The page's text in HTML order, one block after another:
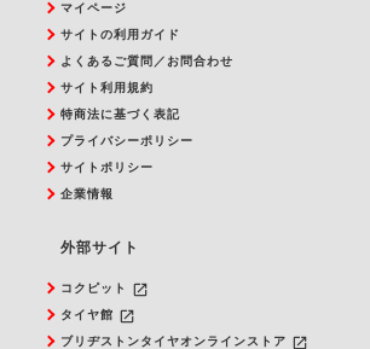
マイページ
サイトの利用ガイド
よくあるご質問／お問合わせ
サイト利用規約
特商法に基づく表記
プライバシーポリシー
サイトポリシー
企業情報
外部サイト
コクピット launch
タイヤ館 launch
ブリヂストンタイヤオンラインストア launch